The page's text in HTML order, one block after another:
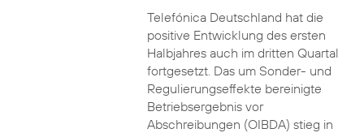
Telefónica Deutschland hat die
positive Entwicklung des ersten
Halbjahres auch im dritten Quartal
fortgesetzt. Das um Sonder- und
Regulierungseffekte bereinigte
Betriebsergebnis vor
Abschreibungen (OIBDA) stieg in